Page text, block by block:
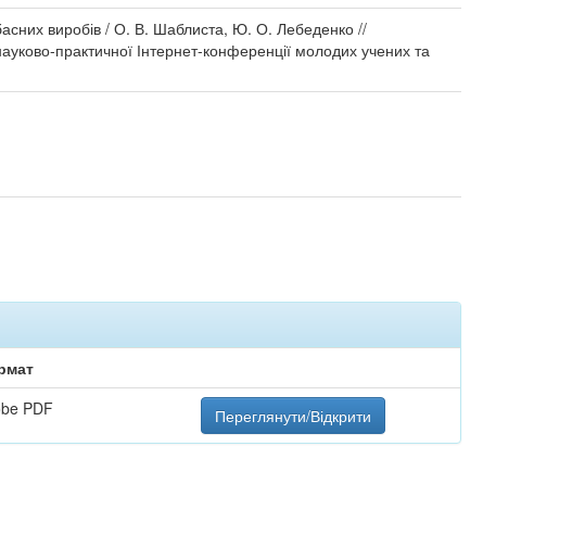
виробів / О. В. Шаблиста, Ю. О. Лебеденко //
практичної Інтернет-конференції молодих учених та
PDF Переглянути/Відкрити